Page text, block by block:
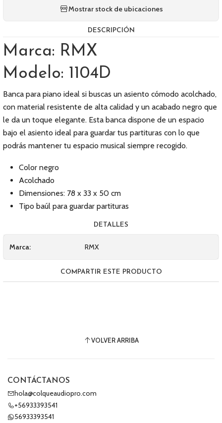
Mostrar stock de ubicaciones
DESCRIPCIÓN
Marca: RMX
Modelo: 1104D
Banca para piano ideal si buscas un asiento cómodo acolchado,
con material resistente de alta calidad y un acabado negro que
le da un toque elegante. Esta banca dispone de un espacio
bajo el asiento ideal para guardar tus partituras con lo que
podrás mantener tu espacio musical siempre recogido.
Color negro
Acolchado
Dimensiones: 78 x 33 x 50 cm
Tipo baúl para guardar partituras
DETALLES
Marca: RMX
COMPARTIR ESTE PRODUCTO
VOLVER ARRIBA
CONTÁCTANOS
hola@colqueaudiopro.com
+56933393541
56933393541